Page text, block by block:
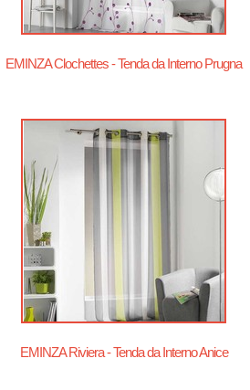
EMINZA Clochettes - Tenda da Interno Prugna
EMINZA Riviera - Tenda da Interno Anice